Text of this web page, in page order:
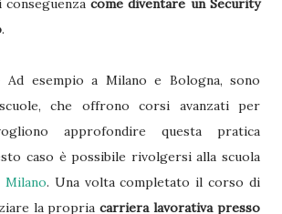
come diventare un Security
.
Ad esempio a Milano e Bologna, sono
che offrono corsi avanzati per
approfondire questa pratica
caso è possibile rivolgersi alla scuola
Milano. Una volta completato il corso di
la propriacarriera lavorativa presso